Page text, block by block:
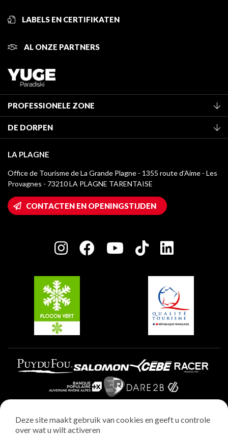
LABELS EN CERTIFIKATEN
AL ONZE PARTNERS
PROFESSIONELE ZONE
Classificatie van de gemeubileerde accommodaties
Verblijfstaks
Mediatheek
La Plagne logo's
Wifi toegang
Huis van de eigenaar
Charter van toegewijde spelers
DE DORPEN
Champagny-en-Vanoise
Montchavin - Les Coches
Plagne 1800
Plagne Villages
Plagne Aime 2000
LA PLAGNE
Office de Tourisme de La Grande Plagne - 1355 route d’Aime - Les
Provagnes - 73210 LA PLAGNE TARENTAISE
CONTACTEN EN OPENINGSTIJDEN
Deze site maakt gebruik van cookies en geeft u controle
over wat u wilt activeren